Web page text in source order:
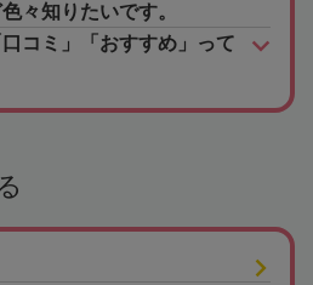
々知りたいです。
口コミ」「おすすめ」って